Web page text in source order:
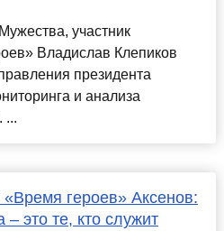
участник
Владислав Клепиков
президента
и анализа
...
героев» Аксенов:
– это те, кто служит